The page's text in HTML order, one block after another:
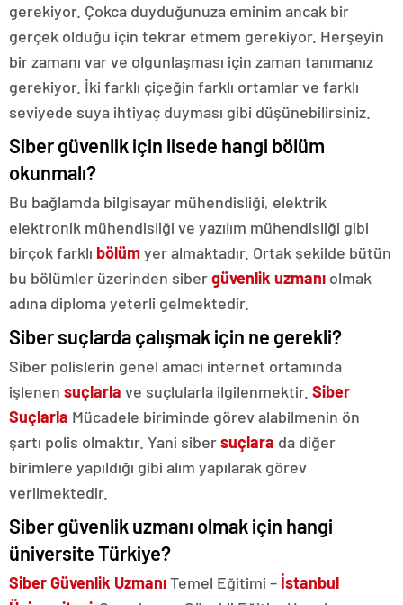
gerekiyor. Çokca duyduğunuza eminim ancak bir
gerçek olduğu için tekrar etmem gerekiyor. Herşeyin
bir zamanı var ve olgunlaşması için zaman tanımanız
gerekiyor. İki farklı çiçeğin farklı ortamlar ve farklı
seviyede suya ihtiyaç duyması gibi düşünebilirsiniz.
Siber güvenlik için lisede hangi bölüm
okunmalı?
Bu bağlamda bilgisayar mühendisliği, elektrik
elektronik mühendisliği ve yazılım mühendisliği gibi
birçok farklı bölümyer almaktadır. Ortak şekilde bütün
bu bölümler üzerinden sibergüvenlik uzmanı olmak
adına diploma yeterli gelmektedir.
Siber suçlarda çalışmak için ne gerekli?
Siber polislerin genel amacı internet ortamında
işlenen suçlarla ve suçlularla ilgilenmektir. Siber
Suçlarla Mücadele biriminde görev alabilmenin ön
şartı polis olmaktır. Yani sibersuçlara da diğer
birimlere yapıldığı gibi alım yapılarak görev
verilmektedir.
Siber güvenlik uzmanı olmak için hangi
üniversite Türkiye?
Siber Güvenlik UzmanıTemel Eğitimi – İstanbul